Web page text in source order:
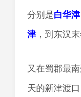
分别是白华
津，到东汉末
又在蜀郡最南
天的新津渡